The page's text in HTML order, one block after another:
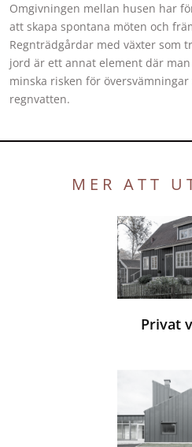
Omgivningen mellan husen har
att skapa spontana möten och
Regnträdgårdar med växter som
jord är ett annat element där
minska risken för
regnvatten.
MER ATT
Privat